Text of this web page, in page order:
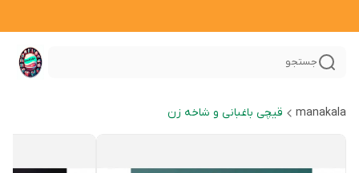
جستجو
manakala قیچی باغبانی و شاخه زن